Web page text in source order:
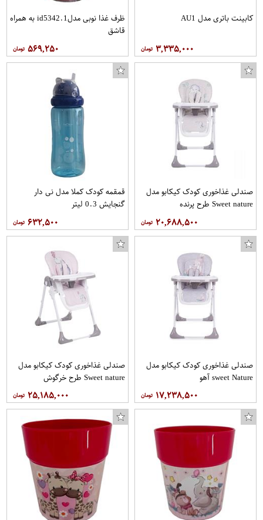
کابینت باتری مدل AU1
۳,۳۳۵,۰۰۰
ظرف غذا نوبی مدلid5342.1 به همراه
قاشق
۵۶۹,۲۵۰
صندلی غذاخوری کودک کیکابو مدل
Sweet nature طرح پرنده
۲۰,۶۸۸,۵۰۰
قمقمه کودک کملا مدل نی دار
گنجایش 0.3 لیتر
۶۳۲,۵۰۰
صندلی غذاخوری کودک کیکابو مدل
sweet Nature آهو
۱۷,۲۳۸,۵۰۰
صندلی غذاخوری کودک کیکابو مدل
Sweet nature طرح خرگوش
۲۵,۱۸۵,۰۰۰